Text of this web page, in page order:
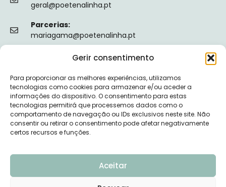
Gerir consentimento
Para proporcionar as melhores experiências, utilizamos
tecnologias como cookies para armazenar e/ou aceder a
informações do dispositivo. O consentimento para estas
tecnologias permitirá que processemos dados como o
comportamento de navegação ou IDs exclusivos neste site. Não
consentir ou retirar o consentimento pode afetar negativamente
certos recursos e funções.
Aceitar
geral@poetenalinha.pt
Parcerias:
mariagama@poetenalinha.pt
Política de privacidade
Termos e Condições
Livro de reclamações
Nº de Registo da ERS: E149128